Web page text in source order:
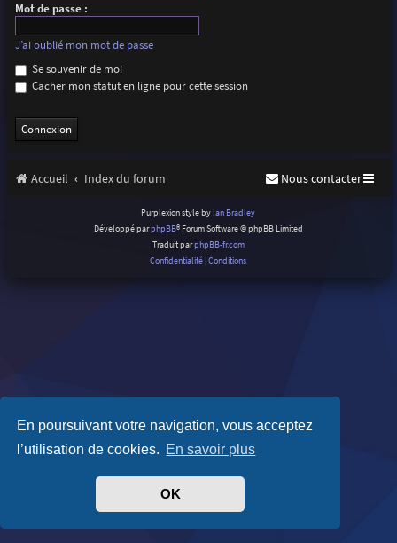
En poursuivant votre navigation, vous acceptez
l’utilisation de cookies. En savoir plus
OK
Mot de passe :
J’ai oublié mon mot de passe
Se souvenir de moi
Cacher mon statut en ligne pour cette session
Accueil Index du forum Nous contacter
Purplexion style by Ian Bradley
Développé parphpBB® Forum Software © phpBB Limited
Traduit parphpBB-fr.com
Confidentialité |Conditions